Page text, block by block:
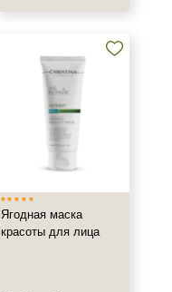
Ягодная маска
красоты для лица